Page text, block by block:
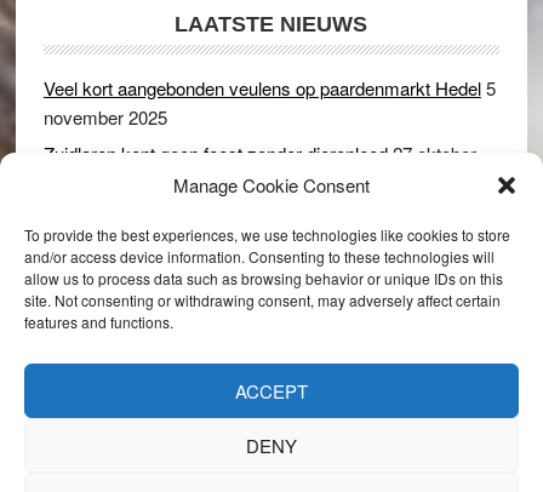
Manage Cookie Consent
To provide the best experiences, we use technologies like cookies to store
and/or access device information. Consenting to these technologies will
allow us to process data such as browsing behavior or unique IDs on this
site. Not consenting or withdrawing consent, may adversely affect certain
features and functions.
ACCEPT
DENY
LAATSTE NIEUWS
Veel kort aangebonden veulens op paardenmarkt Hedel5
november 2025
Zuidlaren kent geen feest zonder dierenleed27 oktober
Rijswijk (Gld) 2 december 2024
Dikbillen sieren de troon op schaamteloos Leste Merte in
Druten 8 november 2024